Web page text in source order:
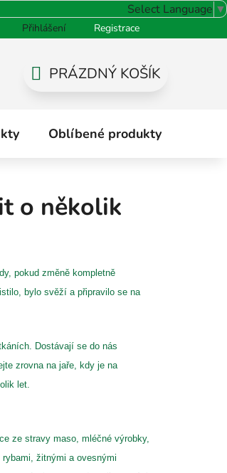
Select Language ▼
Přihlášení Registrace
KOŠÍK
PRÁZDNÝ KOŠÍK
Oblíbené produkty
o několik
pokud změně kompletně
bylo svěží a připravilo se na
Dostávají se do nás
zrovna na jaře, kdy je na
let.
ze stravy maso, mléčné výrobky,
žitnými a ovesnými